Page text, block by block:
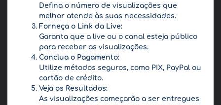
Defina o número de visualizações que
melhor atende às suas necessidades.
Forneça o Link da Live:
Garanta que a live ou o canal esteja público
para receber as visualizações.
Conclua o Pagamento:
Utilize métodos seguros, como PIX, PayPal ou
cartão de crédito.
Veja os Resultados:
As visualizações começarão a ser entregues